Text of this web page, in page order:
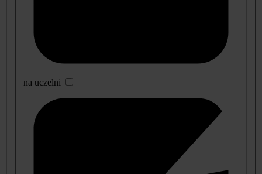
na uczelni